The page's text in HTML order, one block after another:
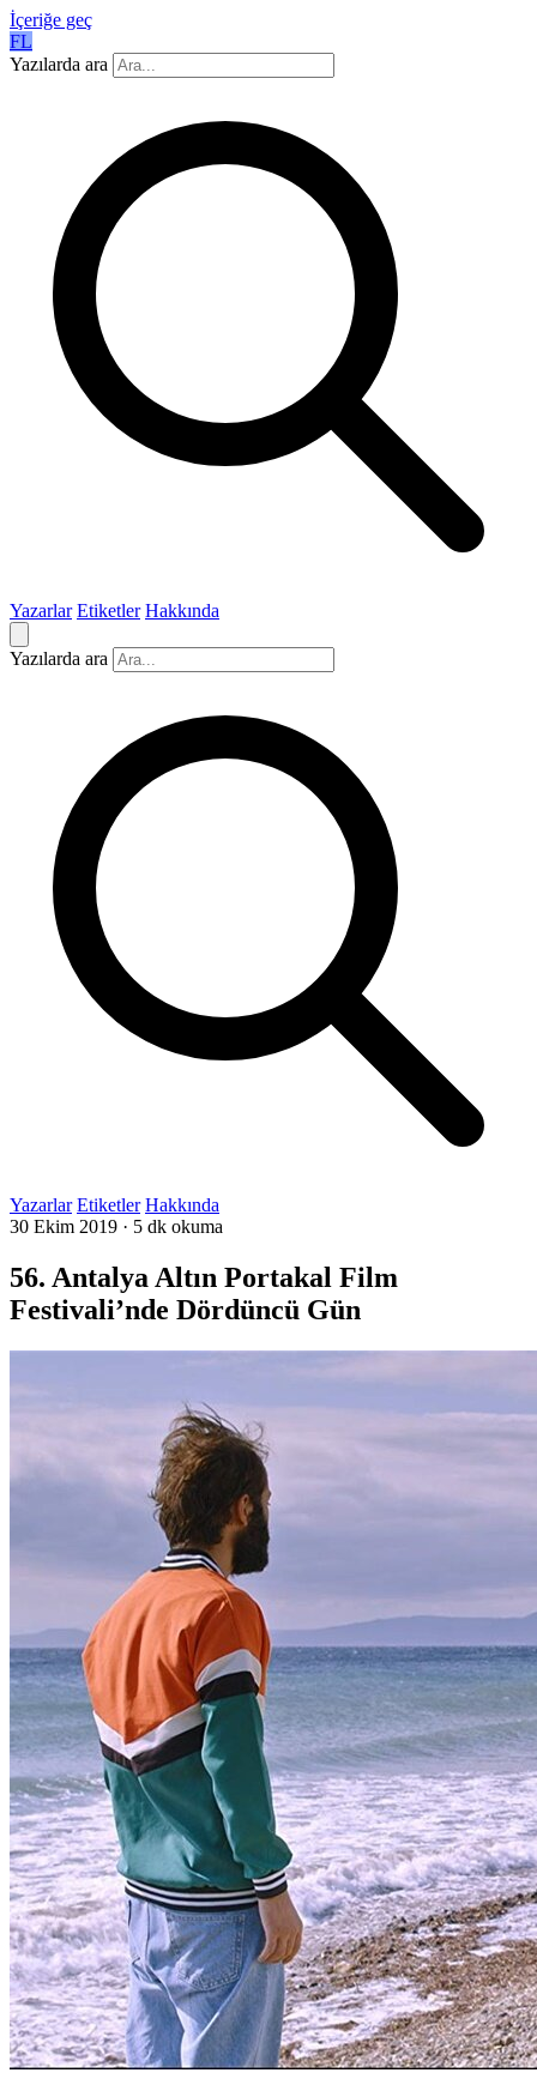
İçeriğe geç
FL
Yazılarda ara
Yazarlar Etiketler Hakkında
Yazılarda ara
Yazarlar Etiketler Hakkında
30 Ekim 2019 · 5 dk okuma
56. Antalya Altın Portakal Film
Festivali’nde Dördüncü Gün